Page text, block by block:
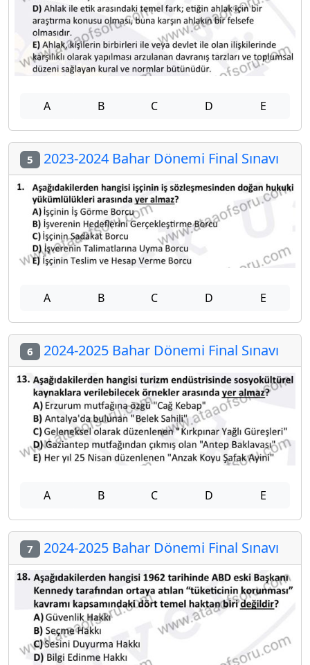
A B C D E
5 2023-2024 Bahar Dönemi Final Sınavı
A B C D E
6 2024-2025 Bahar Dönemi Final Sınavı
A B C D E
7 2024-2025 Bahar Dönemi Final Sınavı